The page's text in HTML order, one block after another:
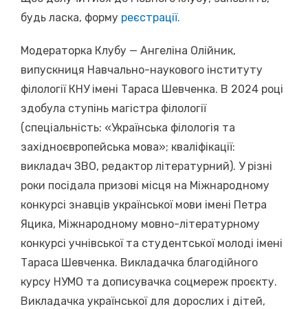
будь ласка, форму реєстрації.
Модераторка Клубу — Ангеліна Олійник,
випускниця Навчально-наукового інституту
філології КНУ імені Тараса Шевченка. В 2024 році
здобула ступінь магістра філології
(спеціальність: «Українська філологія та
західноєвропейська мова»; кваліфікації:
викладач ЗВО, редактор літературний). У різні
роки посідала призові місця на Міжнародному
конкурсі знавців української мови імені Петра
Яцика, Міжнародному мовно-літературному
конкурсі учнівської та студентської молоді імені
Тараса Шевченка. Викладачка благодійного
курсу НУМО та дописувачка соцмереж проєкту.
Викладачка української для дорослих і дітей,